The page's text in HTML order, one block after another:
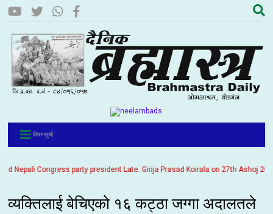
विषयसूची
Congress party president Late. Girija Prasad Koirala on 27th Ashoj
व्यक्तिलाई बेचिएको १६ कट्ठा जग्गा अदालतले